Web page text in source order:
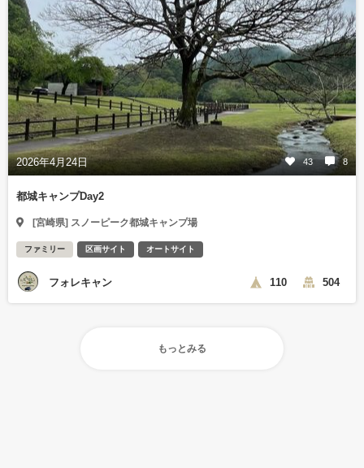
2026年4月24日 43 8
都城キャンプDay2
[宮崎県] スノーピーク都城キャンプ場
ファミリー 区画サイト オートサイト
フォレキャン 110 504
もっとみる